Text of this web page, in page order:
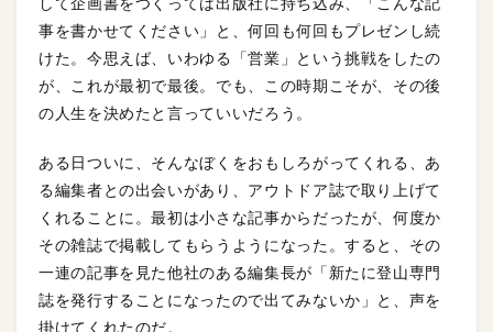
事を書かせてください」と、何回も何回もプレゼンし続
けた。今思えば、いわゆる「営業」という挑戦をしたの
が、これが最初で最後。でも、この時期こそが、その後
の人生を決めたと言っていいだろう。
ある日ついに、そんなぼくをおもしろがってくれる、あ
る編集者との出会いがあり、アウトドア誌で取り上げて
くれることに。最初は小さな記事からだったが、何度か
その雑誌で掲載してもらうようになった。すると、その
一連の記事を見た他社のある編集長が「新たに登山専門
誌を発行することになったので出てみないか」と、声を
掛けてくれたのだ。